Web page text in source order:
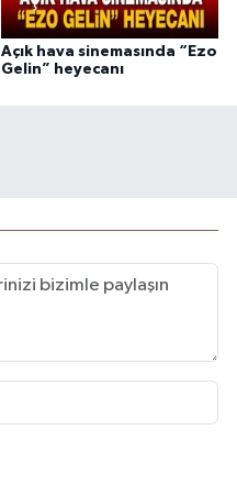
Açık hava sinemasında “Ezo
Gelin” heyecanı